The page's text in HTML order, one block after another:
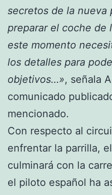
secretos de la nueva
preparar el coche de
este momento
los detalles para
objetivos…», señala
comunicado
mencionado.
Con respecto al
enfrentar la parrilla,
culminará con la
el piloto español ha